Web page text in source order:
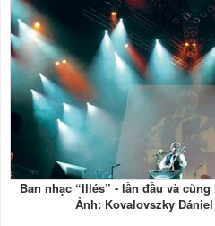
Ban nhạc “Illés” - lần đầu và
Ảnh: Kovalovszky